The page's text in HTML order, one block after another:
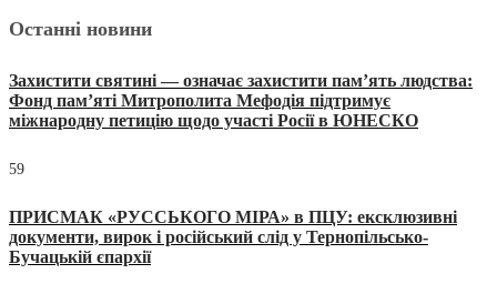
Останні новини
Захистити святині — означає захистити пам’ять людства:
Фонд пам’яті Митрополита Мефодія підтримує
міжнародну петицію щодо участі Росії в ЮНЕСКО
59
ПРИСМАК «РУССЬКОГО МІРА» в ПЦУ: ексклюзивні
документи, вирок і російський слід у Тернопільсько-
Бучацькій єпархії